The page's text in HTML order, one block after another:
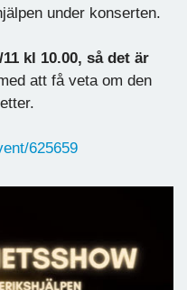
under konserten.
kl 10.00, så det är
att få veta om den
625659